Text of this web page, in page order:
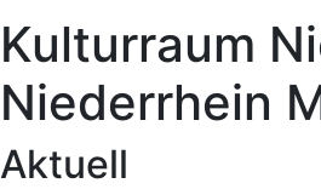
Kulturraum
Niederrhein
Aktuell